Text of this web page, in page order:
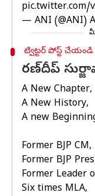
pic.twitter.com/
— ANI (@ANI)
ట్విట్టర్ పోస్ట్ చేయండి
రణ్‌దీప్
A New Chapter,
A New History,
A new
Former BJP CM,
Former BJP
Former Leader
Six times MLA,